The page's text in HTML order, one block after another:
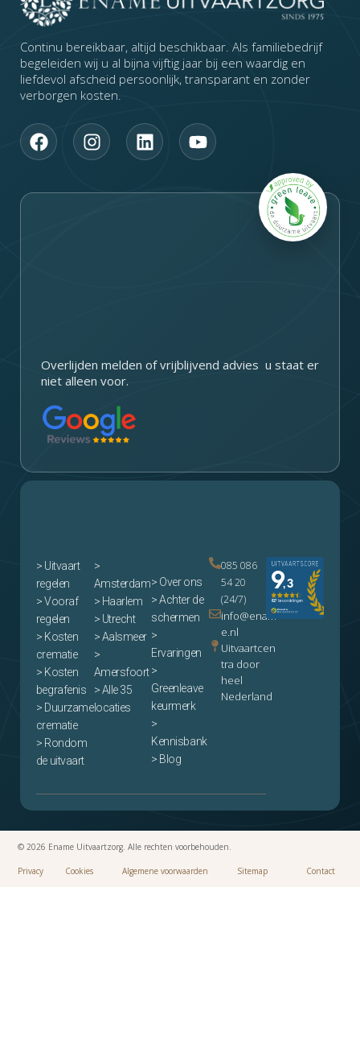
Continu bereikbaar, altijd beschikbaar. Als familiebedrijf
begeleiden wij u al bijna vijftig jaar bij een waardig en
liefdevol afscheid persoonlijk, transparant en zonder
verborgen kosten.
F
a
e
I
n
t
L
i
k
Y
o
t
Overlijden melden of vrijblijvend advies u staat er
niet alleen voor.
> Uitvaart
regelen
> Vooraf
regelen
> Kosten
crematie
> Kosten
begrafenis
> Duurzame
crematie
> Rondom
de uitvaart
>
Amsterdam
> Haarlem
> Utrecht
> Aalsmeer
>
Amersfoort
> Alle 35
locaties
> Over ons
> Achter de
schermen
>
Ervaringen
>
Greenleave
keurmerk
>
Kennisbank
> Blog
085 086
54 20
(24/7)
info@enam
e.nl
Uitvaartcen
tra door
heel
Nederland
© 2026 Ename Uitvaartzorg. Alle rechten voorbehouden.
Privacy CookiesAlgemene voorwaarden Sitemap Contact